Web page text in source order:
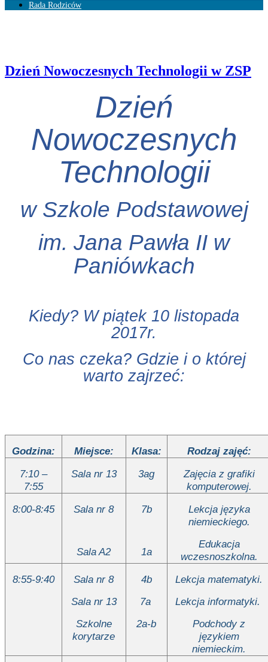
Rada Rodziców
Dzień Nowoczesnych Technologii w ZSP
Dzień
Nowoczesnych
Technologii
w Szkole Podstawowej
im. Jana Pawła II w
Paniówkach
Kiedy? W piątek 10 listopada
2017r.
Co nas czeka? Gdzie i o której
warto zajrzeć:
Godzina: Miejsce: Klasa:
Rodzaj zajęć:
7:10 –
7:55
Sala nr 13 3ag
Zajęcia z grafiki
komputerowej.
8:00-8:45
Sala nr 8
Sala A2
7b
1a
Lekcja języka
niemieckiego.
Edukacja
wczesnoszkolna.
8:55-9:40
Sala nr 8
Sala nr 13
Szkolne
korytarze
4b
7a
2a-b
Lekcja matematyki.
Lekcja informatyki.
Podchody z
językiem
niemieckim.